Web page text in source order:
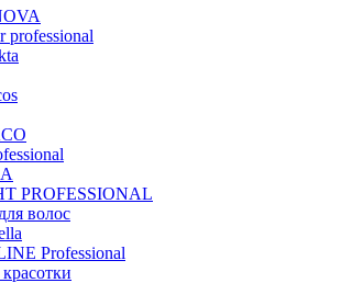
professional
PROFESSIONAL
волос
Professional